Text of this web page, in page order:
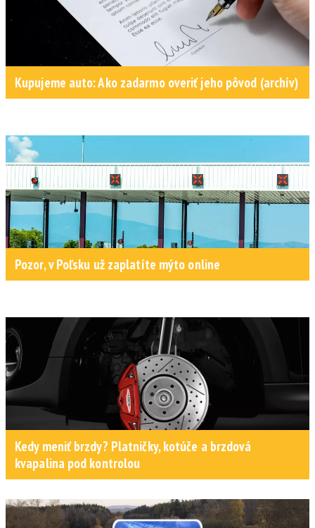
Kupujeme auto: Ako zadarmo overiť jeho pôvod (archív)
Pozor, v Poľsku už zaplatíte mýto online
Kedy meniť brzdy? Platničky, kotúče a brzdová
kvapalina pod kontrolou